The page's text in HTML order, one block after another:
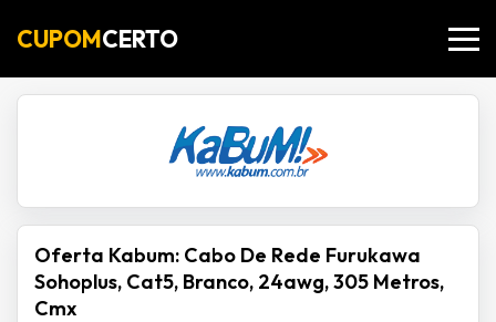
CUPOMCERTO
Oferta Kabum: Cabo De Rede Furukawa
Sohoplus, Cat5, Branco, 24awg, 305 Metros,
Cmx